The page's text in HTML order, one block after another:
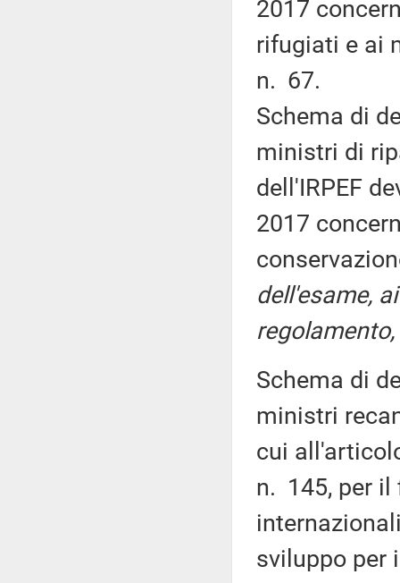
2017
rifugiati e ai
n. 67.
Schema di
ministri di
dell'IRPEF
2017
dell'esame,
Schema di
ministri
cui
n. 145, per
sviluppo per